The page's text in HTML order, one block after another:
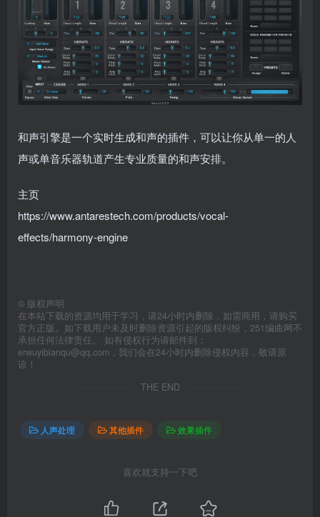
和声引擎是一个实时生成和声的插件，可以让你从单一的人
声或单音乐器轨道产生专业质量的和声安排。
主页
https://www.antarestech.com/products/vocal-
effects/harmony-engine
© 版权声明
在本站下载的资源均用于学习，请24小时内删除，如需商用，请购买
官方正版。如下载用户未及时删除资源引起的版权纠纷，251编曲网不
承担任何法律责任。 如有侵权行为请邮件到：
erwuyibianqu@qq.com，我们会在24小时内删除侵权内容，敬请原
谅！
THE END
人声处理 其他插件 效果插件
喜欢就支持一下吧